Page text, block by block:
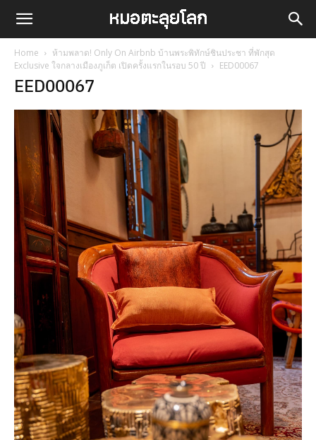
Home
ห้ามพลาด! Only On Airbnb บ้านพระพิทักษ์ชินประชา ที่พักสุด
Exclusive ใจกลางเมืองภูเก็ต เปิดครั้งแรกในรอบ 50 ปี
EED00067
EED00067